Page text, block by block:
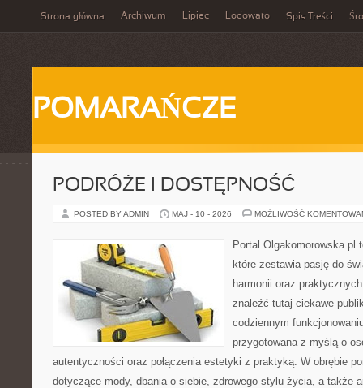
Strona główna Archiwum Lipiec Lodowato Spis Treści
POMARAŃCZE
PODRÓŻE I DOSTĘPNOŚĆ
POSTED BY ADMIN MAJ - 10 - 2026 MOŻLIWOŚĆ
Portal Olgakomorowska.pl
które zestawia pasję do
harmonii oraz
znaleźć tutaj ciekawe
codziennym
przygotowana z myślą o
autentyczności oraz połączenia estetyki z praktyką. W obrębie
dotyczące mody, dbania o siebie, zdrowego stylu życia, a także